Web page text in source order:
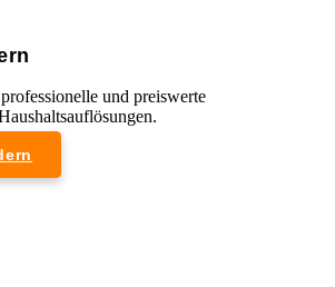
und preiswerte